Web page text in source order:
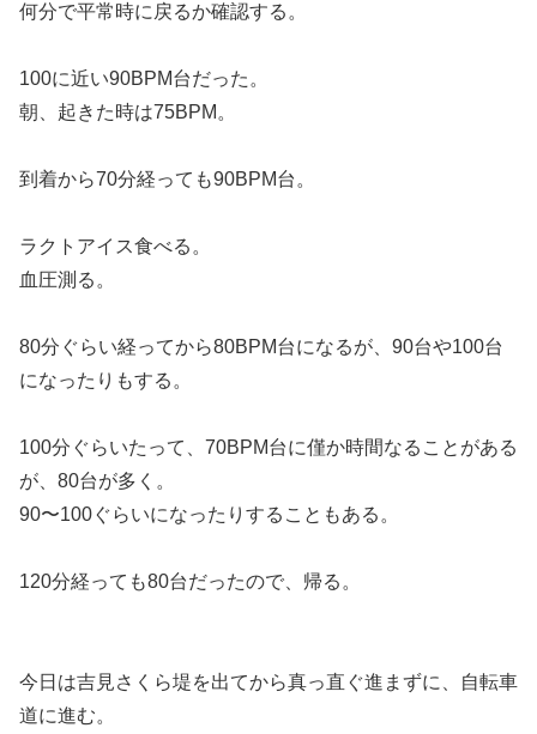
何分で平常時に戻るか確認する。
100に近い90BPM台だった。
朝、起きた時は75BPM。
到着から70分経っても90BPM台。
ラクトアイス食べる。
血圧測る。
80分ぐらい経ってから80BPM台になるが、90台や100台
になったりもする。
100分ぐらいたって、70BPM台に僅か時間なることがある
が、80台が多く。
90〜100ぐらいになったりすることもある。
120分経っても80台だったので、帰る。
今日は吉見さくら堤を出てから真っ直ぐ進まずに、自転車
道に進む。